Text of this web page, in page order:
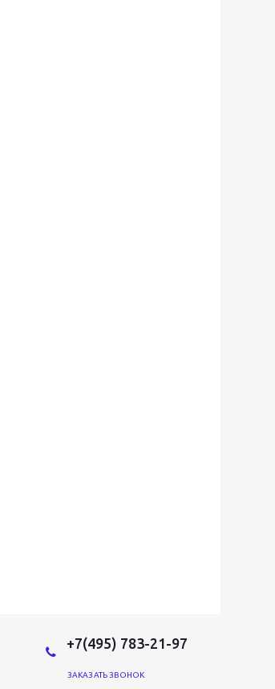
+7(495) 783-21-97
ЗАКАЗАТЬ ЗВОНОК